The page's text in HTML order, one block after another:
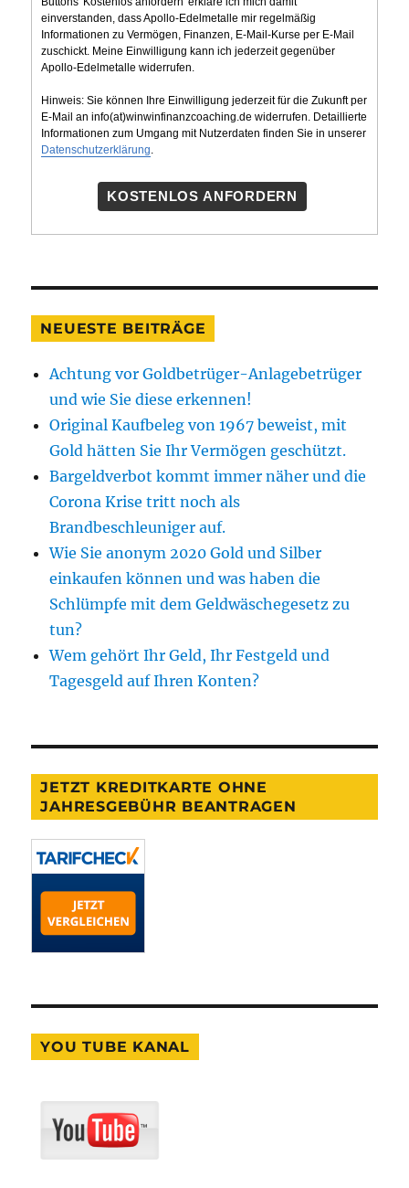
einverstanden, dass Apollo-Edelmetalle mir regelmäßig
Informationen zu Vermögen, Finanzen, E-Mail-Kurse per E-Mail
zuschickt. Meine Einwilligung kann ich jederzeit gegenüber
Apollo-Edelmetalle widerrufen.
Hinweis: Sie können Ihre Einwilligung jederzeit für die Zukunft per
E-Mail an info(at)winwinfinanzcoaching.de widerrufen. Detaillierte
Informationen zum Umgang mit Nutzerdaten finden Sie in unserer
Datenschutzerklärung
KOSTENLOS ANFORDERN
NEUESTE BEITRÄGE
Achtung vor Goldbetrüger-Anlagebetrüger
und wie Sie diese erkennen!
Original Kaufbeleg von 1967 beweist, mit
Gold hätten Sie Ihr Vermögen geschützt.
Bargeldverbot kommt immer näher und die
Corona Krise tritt noch als
Brandbeschleuniger auf.
Wie Sie anonym 2020 Gold und Silber
einkaufen können und was haben die
Schlümpfe mit dem Geldwäschegesetz zu
tun?
Wem gehört Ihr Geld, Ihr Festgeld und
Tagesgeld auf Ihren Konten?
JETZT KREDITKARTE OHNE
JAHRESGEBÜHR BEANTRAGEN
YOU TUBE KANAL